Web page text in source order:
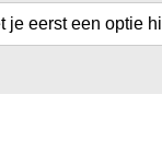
je eerst een optie